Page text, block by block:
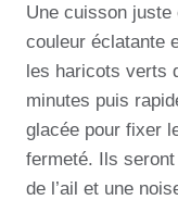
Une cuisson
couleur éclatante
les haricots verts
minutes puis
glacée pour fixer
fermeté. Ils
de l’ail et une